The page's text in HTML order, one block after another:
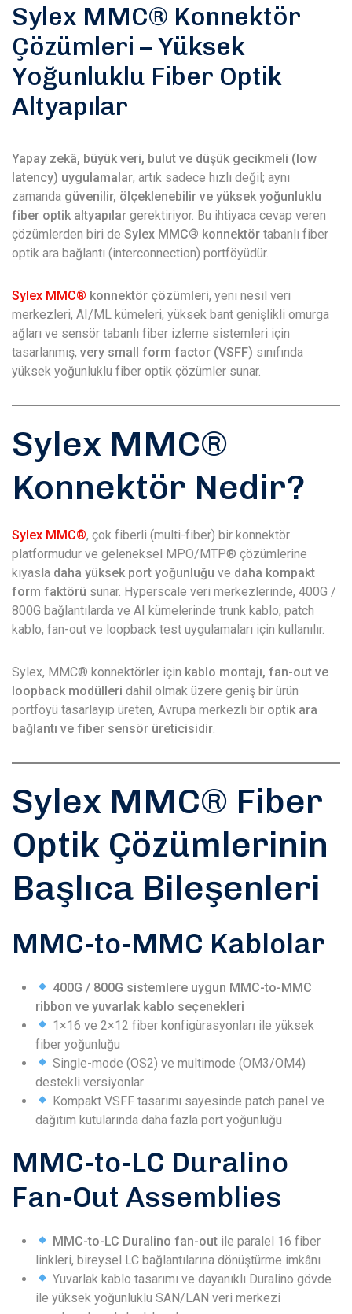
Sylex MMC® Konnektör
Çözümleri – Yüksek
Yoğunluklu Fiber Optik
Altyapılar
Yapay zekâ, büyük veri, bulut ve düşük gecikmeli (low
latency) uygulamalar, artık sadece hızlı değil; aynı
zamanda güvenilir, ölçeklenebilir ve yüksek yoğunluklu
fiber optik altyapılar gerektiriyor. Bu ihtiyaca cevap veren
çözümlerden biri de Sylex MMC® konnektör tabanlı fiber
optik ara bağlantı (interconnection) portföyüdür.
Sylex MMC® konnektör çözümleri, yeni nesil veri
merkezleri, AI/ML kümeleri, yüksek bant genişlikli omurga
ağları ve sensör tabanlı fiber izleme sistemleri için
tasarlanmış, very small form factor (VSFF) sınıfında
yüksek yoğunluklu fiber optik çözümler sunar.
Sylex MMC®
Konnektör Nedir?
Sylex MMC®, çok fiberli (multi-fiber) bir konnektör
platformudur ve geleneksel MPO/MTP® çözümlerine
kıyasla daha yüksek port yoğunluğu ve daha kompakt
form faktörü sunar. Hyperscale veri merkezlerinde, 400G /
800G bağlantılarda ve AI kümelerinde trunk kablo, patch
kablo, fan-out ve loopback test uygulamaları için kullanılır.
Sylex, MMC® konnektörler için kablo montajı, fan-out ve
loopback modülleri dahil olmak üzere geniş bir ürün
portföyü tasarlayıp üreten, Avrupa merkezli bir optik ara
bağlantı ve fiber sensör üreticisidir
Sylex MMC® Fiber
Optik Çözümlerinin
Başlıca Bileşenleri
MMC-to-MMC Kablolar
400G / 800G sistemlere uygun MMC-to-MMC
ribbon ve yuvarlak kablo seçenekleri
1×16 ve 2×12 fiber konfigürasyonları ile yüksek
fiber yoğunluğu
Single-mode (OS2) ve multimode (OM3/OM4)
destekli versiyonlar
Kompakt VSFF tasarımı sayesinde patch panel ve
dağıtım kutularında daha fazla port yoğunluğu
MMC-to-LC Duralino
Fan-Out Assemblies
MMC-to-LC Duralino fan-out ile paralel 16 fiber
linkleri, bireysel LC bağlantılarına dönüştürme imkânı
Yuvarlak kablo tasarımı ve dayanıklı Duralino gövde
ile yüksek yoğunluklu SAN/LAN veri merkezi